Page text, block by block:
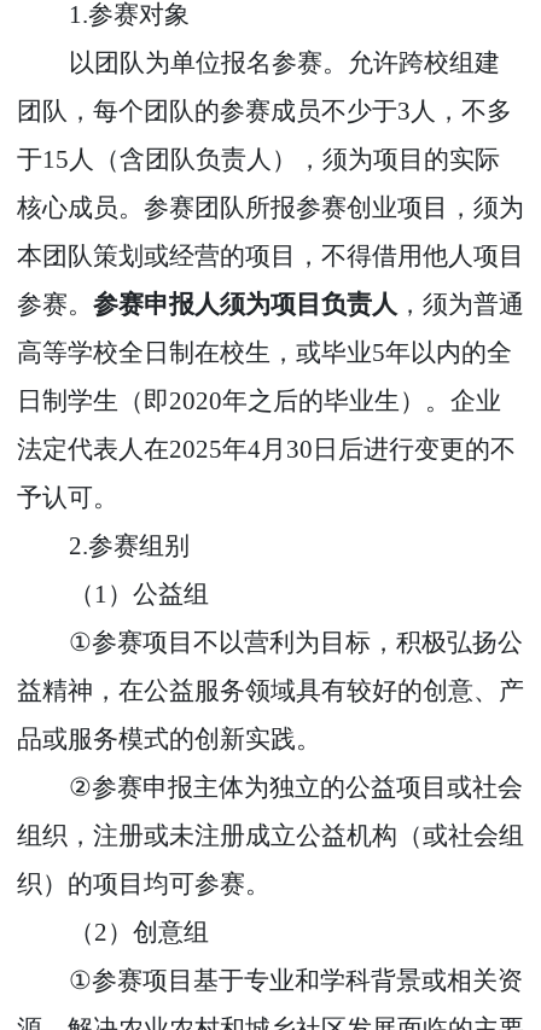
1.参赛对象
以团队为单位报名参赛。允许跨校组建
团队，每个团队的参赛成员不少于3人，不多
于15人（含团队负责人），须为项目的实际
核心成员。参赛团队所报参赛创业项目，须为
本团队策划或经营的项目，不得借用他人项目
参赛。 参赛申报人须为项目负责人 ，须为普通
高等学校全日制在校生，或毕业5年以内的全
日制学生（即2020年之后的毕业生）。企业
法定代表人在2025年4月 30 日后进行变更的不
予认可。
2.参赛组别
（ 1）公益组
①参赛项目不以营利为目标，积极弘扬公
益精神，在公益服务领域具有较好的创意、产
品或服务模式的创新实践。
②参赛申报主体为独立的公益项目或社会
组织，注册或未注册成立公益机构（或社会组
织）的项目均可参赛。
（2）创意组
①参赛项目基于专业和学科背景或相关资